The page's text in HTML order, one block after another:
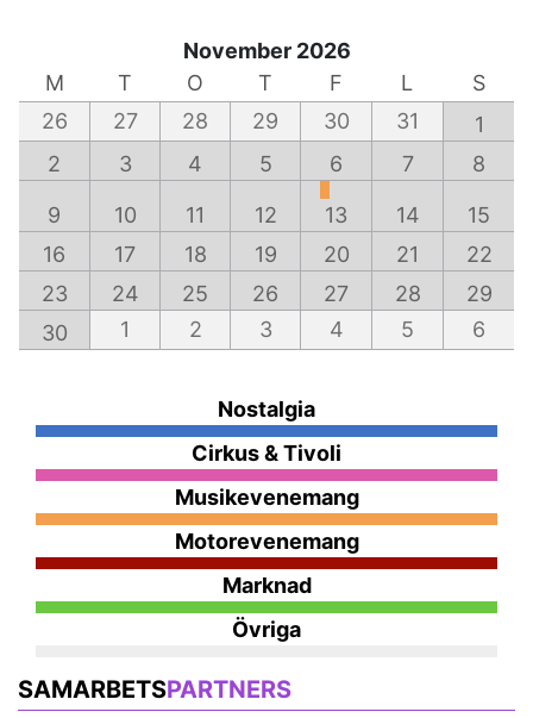
November 2026
M
T O T F L
S
26
27 28 29 30 31
1
2
3 4 5 6 7 8
9 10 11 12 13 14
15
16
17 18 19 20 21
22
23
24 25 26 27 28
29
30
1 2 3 4 5 6
Nostalgia
Cirkus & Tivoli
Musikevenemang
Motorevenemang
Marknad
Övriga
SAMARBETSPARTNERS